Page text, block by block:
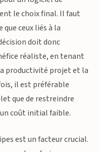
le choix final. Il faut
ceux liés à la
doit donc
réaliste, en tenant
productivité projet et la
il est préférable
que de restreindre
coût initial faible.
est un facteur crucial.